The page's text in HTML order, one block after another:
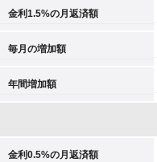
金利1.5%の月返済額
毎月の増加額
年間増加額
金利0.5%の月返済額